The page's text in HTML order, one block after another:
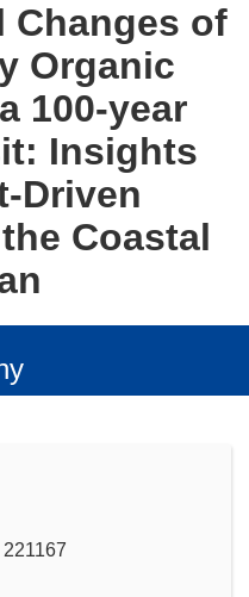
Changes of
Organic
100-year
Insights
Driven
Coastal